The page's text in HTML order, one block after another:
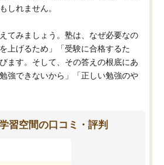
しれません。
てみましょう。塾は、なぜ必要なの
上げるため」「受験に合格するた
ます。そして、その答えの根底にあ
強できないから」「正しい勉強のや
習空間の口コミ・評判